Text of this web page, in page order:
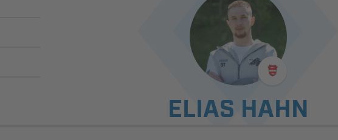
ELIAS HAHN